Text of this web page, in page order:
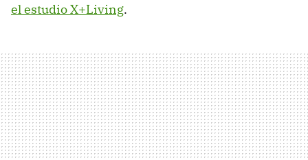
el estudio X+Living.